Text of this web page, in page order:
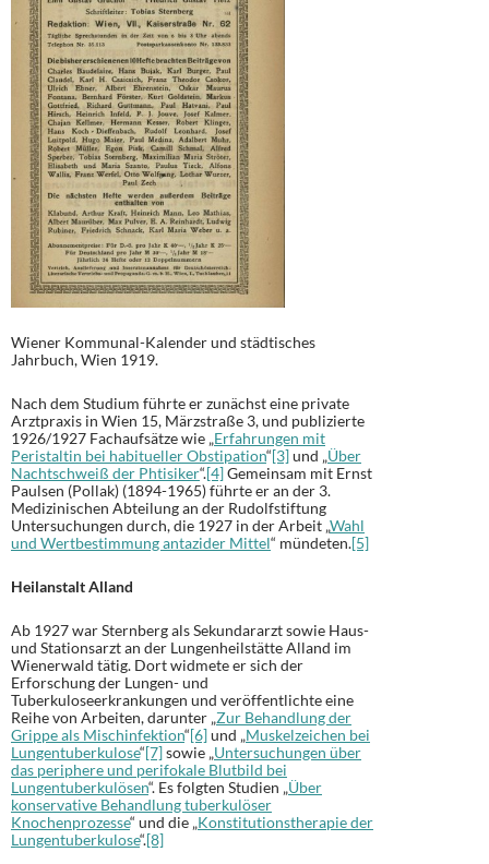
Wiener Kommunal-Kalender und städtisches
Jahrbuch, Wien 1919.
Nach dem Studium führte er zunächst eine private
Arztpraxis in Wien 15, Märzstraße 3, und publizierte
1926/1927 Fachaufsätze wie „Erfahrungen mit
Peristaltin bei habitueller Obstipation“[3]und „Über
Nachtschweiß der Phtisiker“.[4]Gemeinsam mit Ernst
Paulsen (Pollak) (1894-1965) führte er an der 3.
Medizinischen Abteilung an der Rudolfstiftung
Untersuchungen durch, die 1927 in der Arbeit „Wahl
und Wertbestimmung antazider Mittel“ mündeten.[5]
Heilanstalt Alland
Ab 1927 war Sternberg als Sekundararzt sowie Haus-
und Stationsarzt an der Lungenheilstätte Alland im
Wienerwald tätig. Dort widmete er sich der
Erforschung der Lungen- und
Tuberkuloseerkrankungen und veröffentlichte eine
Reihe von Arbeiten, darunter „Zur Behandlung der
Grippe als Mischinfektion“[6]und „Muskelzeichen bei
Lungentuberkulose“[7]sowie „Untersuchungen über
das periphere und perifokale Blutbild bei
Lungentuberkulösen“. Es folgten Studien „Über
konservative Behandlung tuberkulöser
Knochenprozesse“ und die „Konstitutionstherapie der
Lungentuberkulose“.[8]